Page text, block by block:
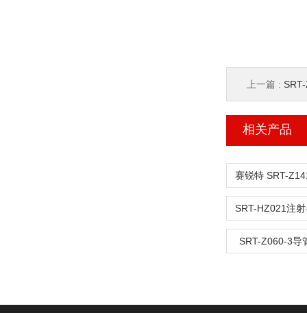
上一篇 : SRT-
相关产品
SRT-Z060-3导